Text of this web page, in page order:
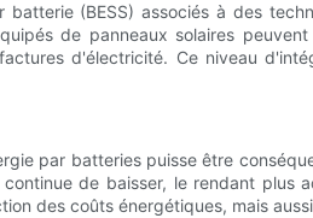
(BESS) associés à des
de panneaux solaires
d'électricité. Ce niveau
par batteries puisse être
de baisser, le rendant plus
des coûts énergétiques, mais